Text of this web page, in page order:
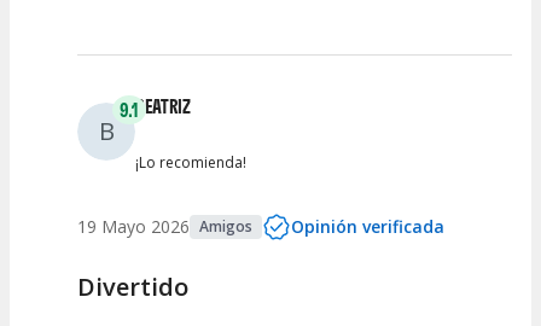
B
9.1BEATRIZ
¡Lo recomienda!
19 Mayo 2026 Amigos Opinión verificada
Divertido